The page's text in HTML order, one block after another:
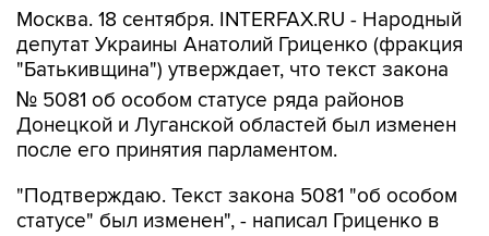
Москва. 18 сентября. INTERFAX.RU - Народный
депутат Украины Анатолий Гриценко (фракция
"Батькивщина") утверждает, что текст закона
№ 5081 об особом статусе ряда районов
Донецкой и Луганской областей был изменен
после его принятия парламентом.
"Подтверждаю. Текст закона 5081 "об особом
статусе" был изменен", - написал Гриценко в